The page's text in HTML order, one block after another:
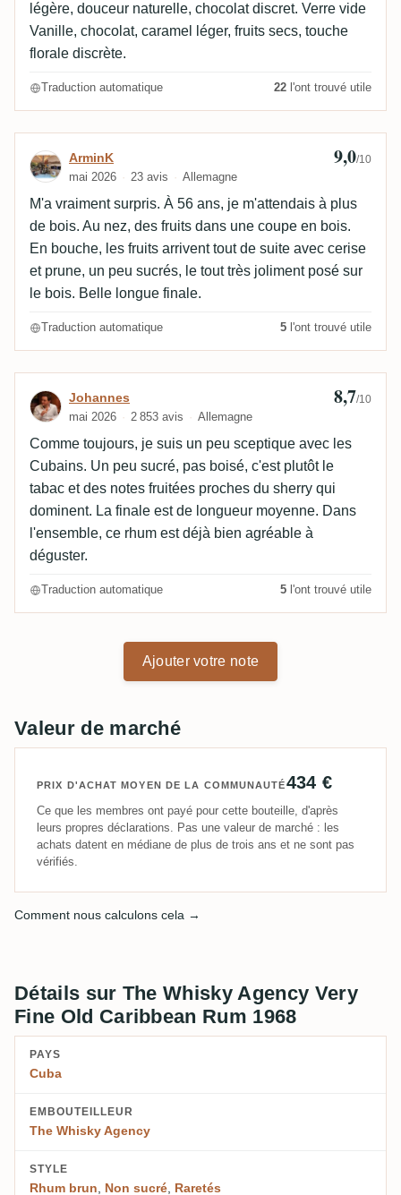
légère, douceur naturelle, chocolat discret. Verre vide
Vanille, chocolat, caramel léger, fruits secs, touche
florale discrète.
Traduction automatique 22 l'ont trouvé utile
Avis de ArminK
ArminK
mai 2026 23 avis Allemagne
9,0/10
M'a vraiment surpris. À 56 ans, je m'attendais à plus
de bois. Au nez, des fruits dans une coupe en bois.
En bouche, les fruits arrivent tout de suite avec cerise
et prune, un peu sucrés, le tout très joliment posé sur
le bois. Belle longue finale.
Traduction automatique 5 l'ont trouvé utile
Avis de Johannes
Johannes
mai 2026 2 853 avis Allemagne
8,7/10
Comme toujours, je suis un peu sceptique avec les
Cubains. Un peu sucré, pas boisé, c'est plutôt le
tabac et des notes fruitées proches du sherry qui
dominent. La finale est de longueur moyenne. Dans
l'ensemble, ce rhum est déjà bien agréable à
déguster.
Traduction automatique 5 l'ont trouvé utile
Ajouter votre note
Valeur de marché
PRIX D'ACHAT MOYEN DE LA COMMUNAUTÉ434 €
Ce que les membres ont payé pour cette bouteille, d'après
leurs propres déclarations. Pas une valeur de marché : les
achats datent en médiane de plus de trois ans et ne sont pas
vérifiés.
Comment nous calculons cela →
Détails sur The Whisky Agency Very
Fine Old Caribbean Rum 1968
PAYS
Cuba
EMBOUTEILLEUR
The Whisky Agency
STYLE
Rhum brun, Non sucré, Raretés